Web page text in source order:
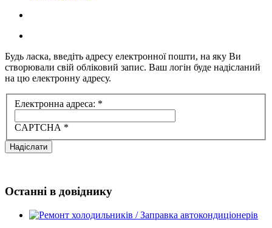
Будь ласка, введіть адресу електронної пошти, на яку Ви
створювали свій обліковий запис. Ваш логін буде надісланий
на цю електронну адресу.
Електронна адреса: *
CAPTCHA *
Надіслати
Останні в довіднику